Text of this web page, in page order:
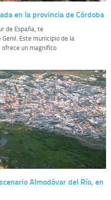
en la provincia de Córdoba
de España, te
Este municipio de la
ofrece un magnífico
Almodóvar del Río, en